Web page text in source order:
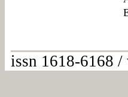
issn 1618-6168 /